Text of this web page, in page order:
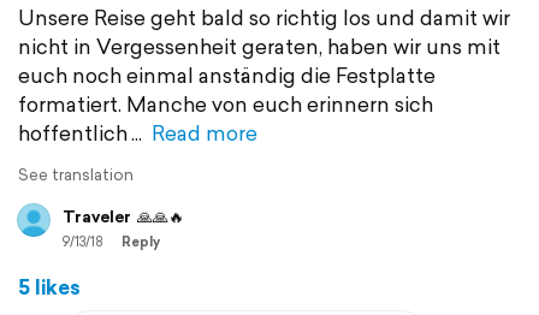
Unsere Reise geht bald so richtig los und damit wir
nicht in Vergessenheit geraten, haben wir uns mit
euch noch einmal anständig die Festplatte
formatiert. Manche von euch erinnern sich
hoffentlich
Read more
See translation
Traveler 🙏🙏🔥
9/13/18 Reply
5 likes